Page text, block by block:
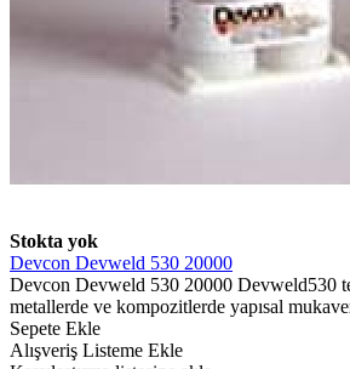
Stokta yok
Devcon Devweld 530 20000
Devcon Devweld 530 20000 Devweld530
metallerde ve kompozitlerde yapısal
Sepete Ekle
Alışveriş Listeme Ekle